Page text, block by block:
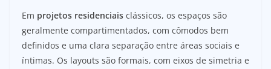
Em projetos residenciais clássicos, os espaços são
geralmente compartimentados, com cômodos bem
definidos e uma clara separação entre áreas sociais e
íntimas. Os layouts são formais, com eixos de simetria e